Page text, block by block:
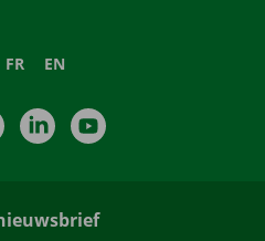
FR EN
InstagramLinkedIn